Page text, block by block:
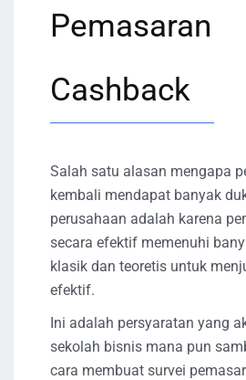
Pemasaran
Cashback
Salah satu alasan mengapa
kembali mendapat banyak
perusahaan adalah karena
secara efektif memenuhi
klasik dan teoretis untuk
efektif.
Ini adalah persyaratan yang
sekolah bisnis mana pun
cara membuat survei